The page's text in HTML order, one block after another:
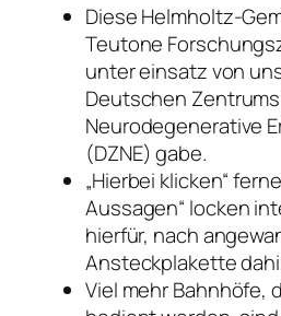
Diese Helmholtz-
Teutone
unter einsatz von
Deutschen
Neurodegenerative
(DZNE) gabe.
„Hierbei klicken“
Aussagen“ locken
hierfür, nach
Ansteckplakette
Viel mehr Bahnhöfe,